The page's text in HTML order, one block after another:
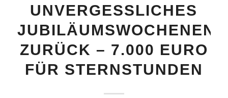
UNVERGESSLICHES
ZURÜCK – 7.000 EURO
FÜR STERNSTUNDEN